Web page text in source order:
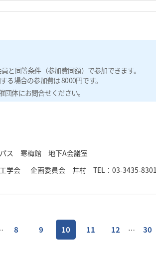
と同等条件（参加費同額）で参加できます。
る場合の参加費は 8000円です。
体にお問合せください。
パス 寒梅館 地下A会議室
工学会 企画委員会 井村 TEL：03-3435-
8 9 10 11 12 … 30